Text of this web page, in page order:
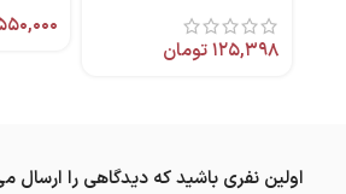
۱۲۵,۳۹۸تومان
اولین نفری باشید که دیدگاهی را ارسال